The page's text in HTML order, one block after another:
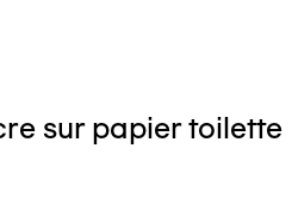
sur papier toilette